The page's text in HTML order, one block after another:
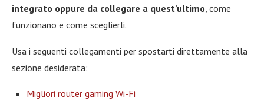
integrato oppure da collegare a quest’ultimo , come
funzionano e come sceglierli.
Usa i seguenti collegamenti per spostarti direttamente alla
sezione desiderata:
Migliori router gaming Wi-Fi